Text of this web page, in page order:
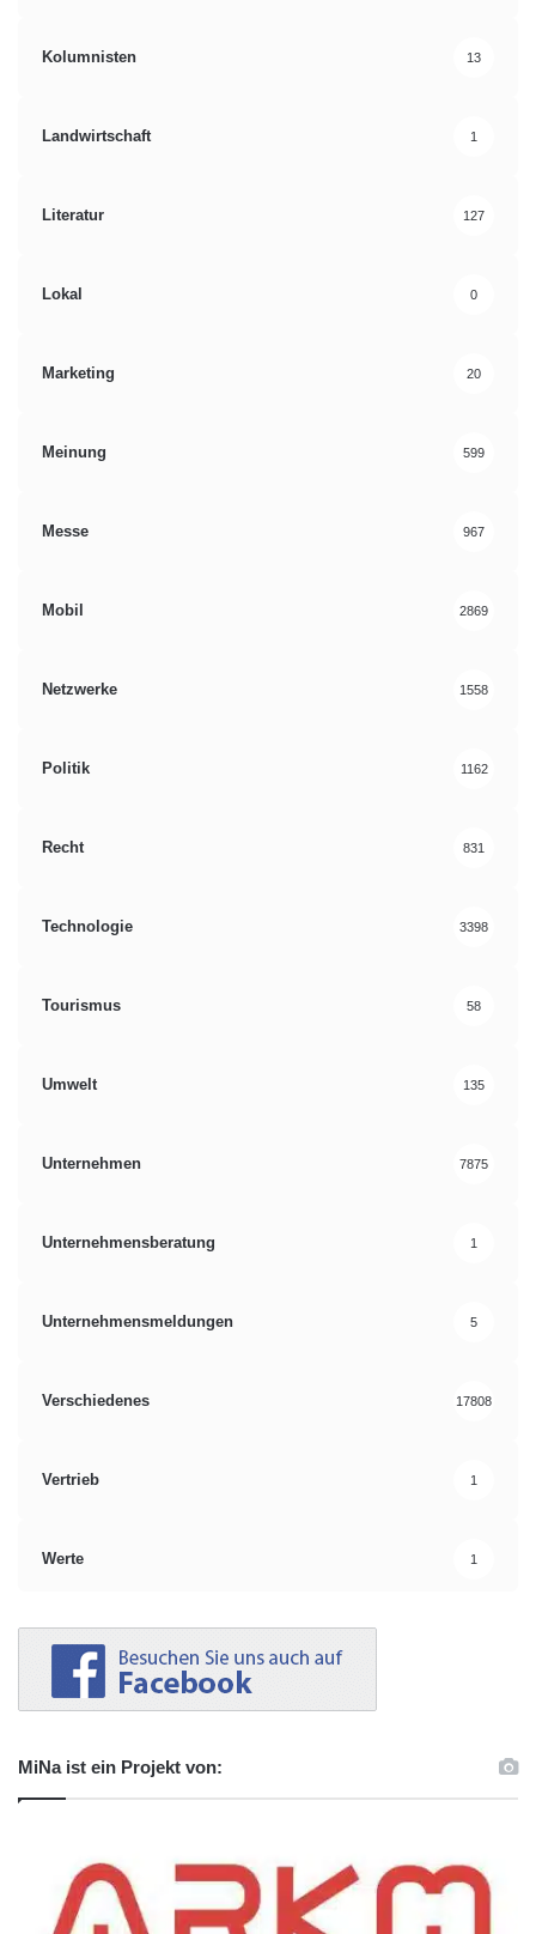
Kolumnisten 13
Landwirtschaft 1
Literatur 127
Lokal 0
Marketing 20
Meinung 599
Messe 967
Mobil 2869
Netzwerke 1558
Politik 1162
Recht 831
Technologie 3398
Tourismus 58
Umwelt 135
Unternehmen 7875
Unternehmensberatung 1
Unternehmensmeldungen 5
Verschiedenes 17808
Vertrieb 1
Werte 1
MiNa ist ein Projekt von: